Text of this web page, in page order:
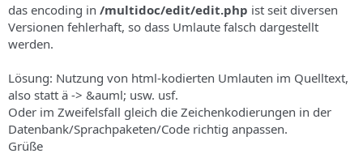
s
T
h
m
s
d
a
m
das encoding in /multidoc/edit/edit.php ist seit diversen
Versionen fehlerhaft, so dass Umlaute falsch dargestellt
werden.
Lösung: Nutzung von html-kodierten Umlauten im Quelltext,
also statt ä -> &auml; usw. usf.
Oder im Zweifelsfall gleich die Zeichenkodierungen in der
Datenbank/Sprachpaketen/Code richtig anpassen.
Grüße